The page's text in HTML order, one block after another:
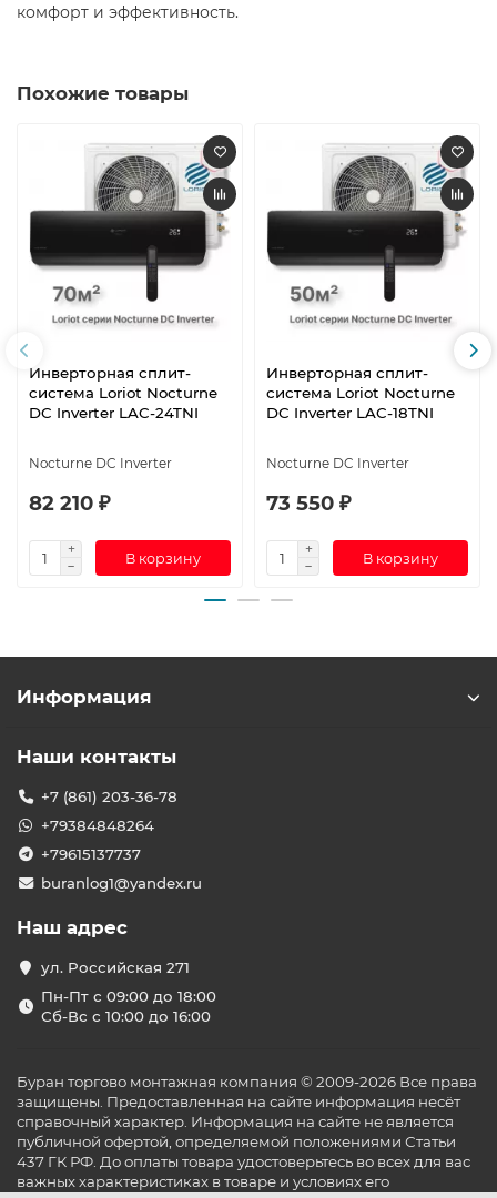
комфорт и эффективность.
Похожие товары
Инверторная сплит-
система Loriot Nocturne
DC Inverter LAC-24TNI
Nocturne DC Inverter
82 210 ₽
В корзину
Инверторная сплит-
система Loriot Nocturne
DC Inverter LAC-18TNI
Nocturne DC Inverter
73 550 ₽
В корзину
Информация
Наши контакты
+7 (861) 203-36-78
+79384848264
+79615137737
buranlog1@yandex.ru
Наш адрес
ул. Российская 271
Пн-Пт с 09:00 до 18:00
Сб-Вс с 10:00 до 16:00
Буран торгово монтажная компания © 2009-2026 Все права
защищены. Предоставленная на сайте информация несёт
справочный характер. Информация на сайте не является
публичной офертой, определяемой положениями Статьи
437 ГК РФ. До оплаты товара удостоверьтесь во всех для вас
важных характеристиках в товаре и условиях его